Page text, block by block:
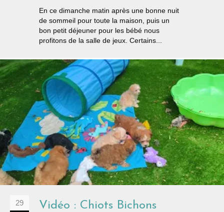
En ce dimanche matin après une bonne nuit
de sommeil pour toute la maison, puis un
bon petit déjeuner pour les bébé nous
profitons de la salle de jeux. Certains...
29
Vidéo : Chiots Bichons